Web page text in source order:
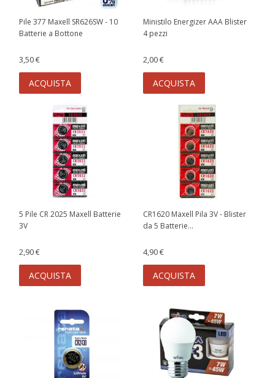
Pile 377 Maxell SR626SW - 10
Batterie a Bottone
3,50 €
ACQUISTA
Ministilo Energizer AAA Blister
4 pezzi
2,00 €
ACQUISTA
5 Pile CR 2025 Maxell Batterie
3V
2,90 €
ACQUISTA
CR1620 Maxell Pila 3V - Blister
da 5 Batterie...
4,90 €
ACQUISTA